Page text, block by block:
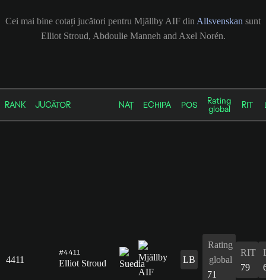
Cei mai bine cotați jucători pentru Mjällby AIF din Allsvenskan sunt
Elliot Stroud, Abdoulie Manneh and Axel Norén.
RANK JUCĂTOR NAȚ ECHIPA POS Rating
global RIT
4411
#4411
Elliot Stroud LB
Rating
global
71
RIT
79